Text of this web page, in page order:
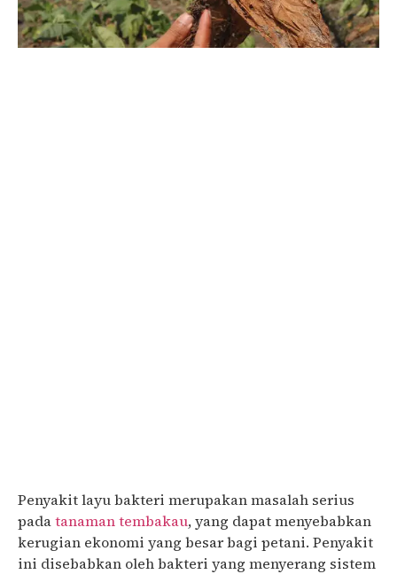
Penyakit layu bakteri merupakan masalah serius
padatanaman tembakau, yang dapat menyebabkan
kerugian ekonomi yang besar bagi petani. Penyakit
ini disebabkan oleh bakteri yang menyerang sistem